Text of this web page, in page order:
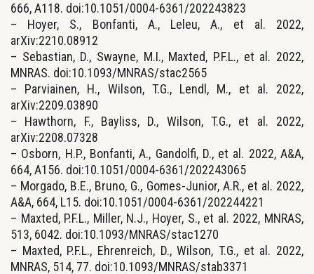
666, A118. doi:10.1051/0004-6361/202243823
– Hoyer, S., Bonfanti, A., Leleu, A., et al. 2022,
arXiv:2210.08912
– Sebastian, D., Swayne, M.I., Maxted, P.F.L., et al. 2022,
MNRAS. doi:10.1093/MNRAS/stac2565
– Parviainen, H., Wilson, T.G., Lendl, M., et al. 2022,
arXiv:2209.03890
– Hawthorn, F., Bayliss, D., Wilson, T.G., et al. 2022,
arXiv:2208.07328
– Osborn, H.P., Bonfanti, A., Gandolfi, D., et al. 2022, A&A,
664, A156. doi:10.1051/0004-6361/202243065
– Morgado, B.E., Bruno, G., Gomes-Junior, A.R., et al. 2022,
A&A, 664, L15. doi:10.1051/0004-6361/202244221
– Maxted, P.F.L., Miller, N.J., Hoyer, S., et al. 2022, MNRAS,
513, 6042. doi:10.1093/MNRAS/stac1270
– Maxted, P.F.L., Ehrenreich, D., Wilson, T.G., et al. 2022,
MNRAS, 514, 77. doi:10.1093/MNRAS/stab3371